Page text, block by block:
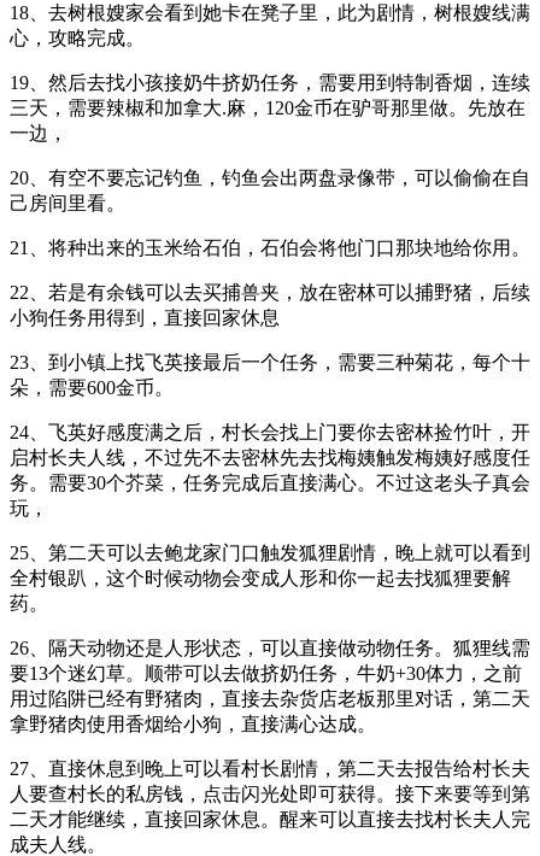
18、去树根嫂家会看到她卡在凳子里，此为剧情，树根嫂线满
心，攻略完成。
19、然后去找小孩接奶牛挤奶任务，需要用到特制香烟，连续
三天，需要辣椒和加拿大.麻，120金币在驴哥那里做。先放在
一边，
20、有空不要忘记钓鱼，钓鱼会出两盘录像带，可以偷偷在自
己房间里看。
21、将种出来的玉米给石伯，石伯会将他门口那块地给你用。
22、若是有余钱可以去买捕兽夹，放在密林可以捕野猪，后续
小狗任务用得到，直接回家休息
23、到小镇上找飞英接最后一个任务，需要三种菊花，每个十
朵，需要600金币。
24、飞英好感度满之后，村长会找上门要你去密林捡竹叶，开
启村长夫人线，不过先不去密林先去找梅姨触发梅姨好感度任
务。需要30个芥菜，任务完成后直接满心。不过这老头子真会
玩，
25、第二天可以去鲍龙家门口触发狐狸剧情，晚上就可以看到
全村银趴，这个时候动物会变成人形和你一起去找狐狸要解
药。
26、隔天动物还是人形状态，可以直接做动物任务。狐狸线需
要13个迷幻草。顺带可以去做挤奶任务，牛奶+30体力，之前
用过陷阱已经有野猪肉，直接去杂货店老板那里对话，第二天
拿野猪肉使用香烟给小狗，直接满心达成。
27、直接休息到晚上可以看村长剧情，第二天去报告给村长夫
人要查村长的私房钱，点击闪光处即可获得。接下来要等到第
二天才能继续，直接回家休息。醒来可以直接去找村长夫人完
成夫人线。